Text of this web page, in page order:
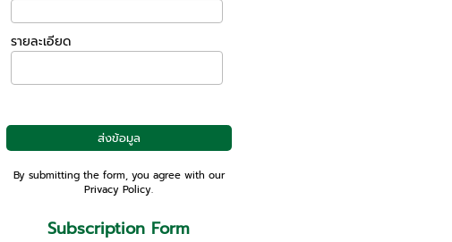
รายละเอียด
By submitting the form, you agree with our
Privacy Policy.
Subscription Form